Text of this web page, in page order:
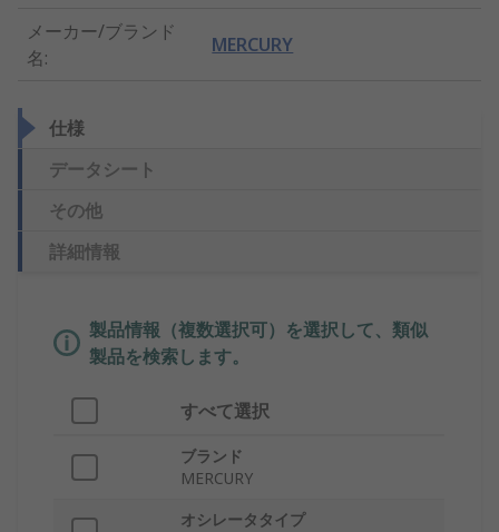
メーカー/ブランド
名:
MERCURY
仕様
データシート
その他
詳細情報
製品情報（複数選択可）を選択して、類似
製品を検索します。
すべて選択
ブランド
MERCURY
オシレータタイプ